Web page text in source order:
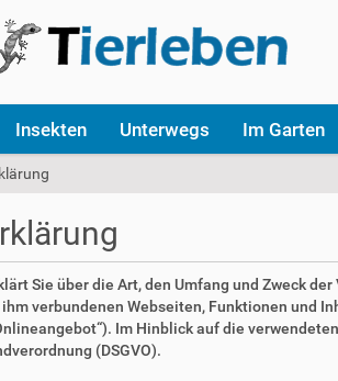
Insekten Unterwegs Im Garten
Sie über die Art, den Umfang und Zweck
verbundenen Webseiten, Funktionen und
Im Hinblick auf die
(DSGVO).